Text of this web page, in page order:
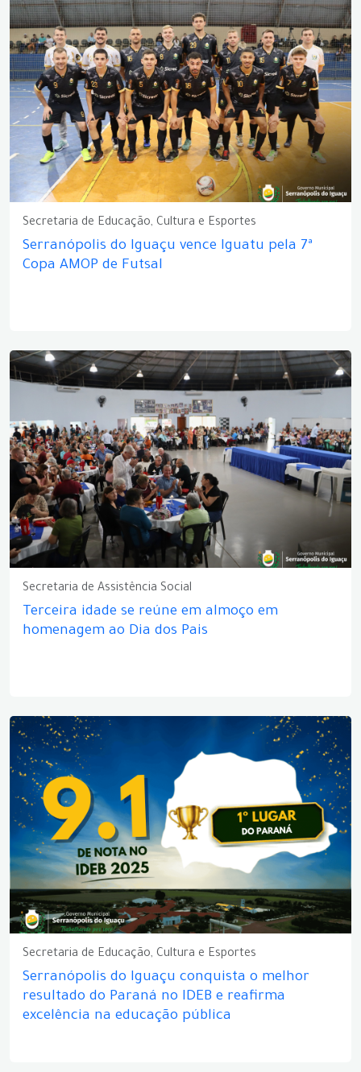
Secretaria de Educação, Cultura e Esportes
Serranópolis do Iguaçu vence Iguatu pela 7ª
Copa AMOP de Futsal
Secretaria de Assistência Social
Terceira idade se reúne em almoço em
homenagem ao Dia dos Pais
Secretaria de Educação, Cultura e Esportes
Serranópolis do Iguaçu conquista o melhor
resultado do Paraná no IDEB e reafirma
excelência na educação pública